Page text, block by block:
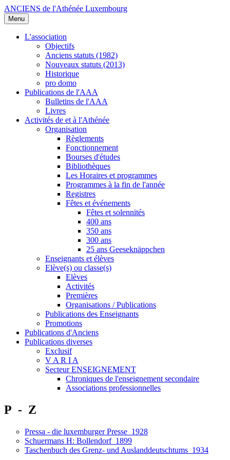
ANCIENS de l'Athénée Luxembourg
Menu
L'association
Objectifs
Anciens statuts (1982)
Nouveaux statuts (2013)
Historique
pro domo
Publications de l'AAA
Bulletins de l'AAA
Livres
Activités de et à l'Athénée
Organisation
Règlements
Fonctionnement
Bourses d'études
Bibliothèques
Les Horaires et programmes
Programmes à la fin de l'année
Registres
Fêtes et événements
Fêtes et solennités
400 ans
350 ans
300 ans
25 ans Geeseknäppchen
Enseignants et élèves
Elève(s) ou classe(s)
Elèves
Activités
Premières
Organisations / Publications
Publications des Enseignants
Promotions
Publications d'Anciens
Publications diverses
Exclusif
V A R I A
Secteur ENSEIGNEMENT
Chroniques de l'enseignement secondaire
Associations professionnelles
P - Z
Pressa - die luxemburger Presse 1928
Schuermans H: Bollendorf 1899
Taschenbuch des Grenz- und Auslanddeutschtums 1934